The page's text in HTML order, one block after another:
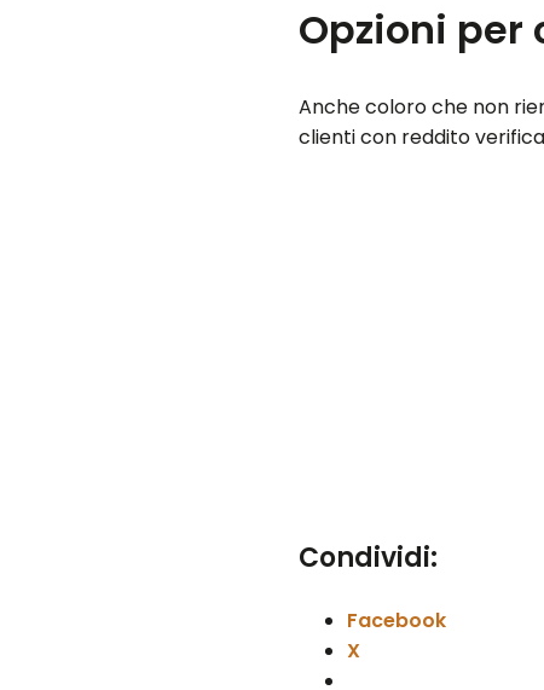
Opzioni per
Anche coloro che non
clienti con reddito
Condividi:
Facebook
X